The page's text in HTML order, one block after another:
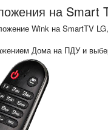
на Smart
Wink на SmartTV
Дома на ПДУ и